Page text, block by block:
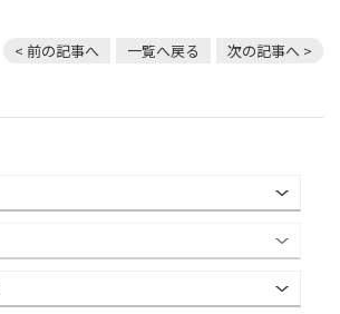
< 前の記事へ 一覧へ戻る 次の記事へ >